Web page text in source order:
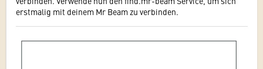
erstmalig mit deinem Mr Beam zu verbinden.